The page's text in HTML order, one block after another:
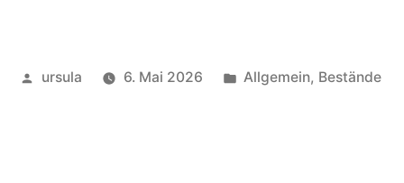
Veröffentlicht
ursula 6. Mai 2026
Veröffentlicht
Allgemein, Bestände